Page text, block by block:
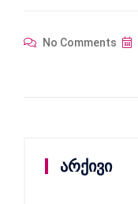
No Comments
არქივი